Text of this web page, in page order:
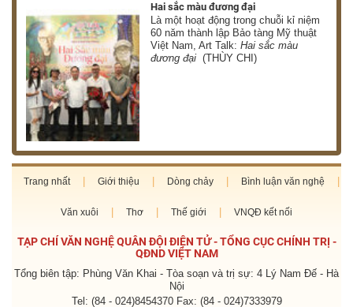
Hai sắc màu đương đại
Là một hoạt động trong chuỗi kỉ niệm
60 năm thành lập Bảo tàng Mỹ thuật
Việt Nam, Art Talk:Hai sắc màu
đương đại (THÙY CHI)
Trang nhất Giới thiệu Dòng chảy Bình luận văn nghệ
Văn xuôi Thơ Thế giới VNQĐ kết nối
TẠP CHÍ VĂN NGHỆ QUÂN ĐỘI ĐIỆN TỬ - TỔNG CỤC CHÍNH TRỊ -
QĐND VIỆT NAM
Tổng biên tập: Phùng Văn Khai - Tòa soạn và trị sự: 4 Lý Nam Đế - Hà
Nội
Tel: (84 - 024)8454370 Fax: (84 - 024)7333979